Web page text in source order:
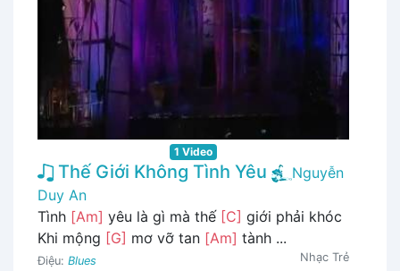
1 Video
Thế Giới Không Tình Yêu
Nguyễn
Duy An
Tình [Am] yêu là gì mà thế [C] giới phải khóc
Khi mộng [G] mơ vỡ tan [Am] tành ...
Điệu: Blues Nhạc Trẻ